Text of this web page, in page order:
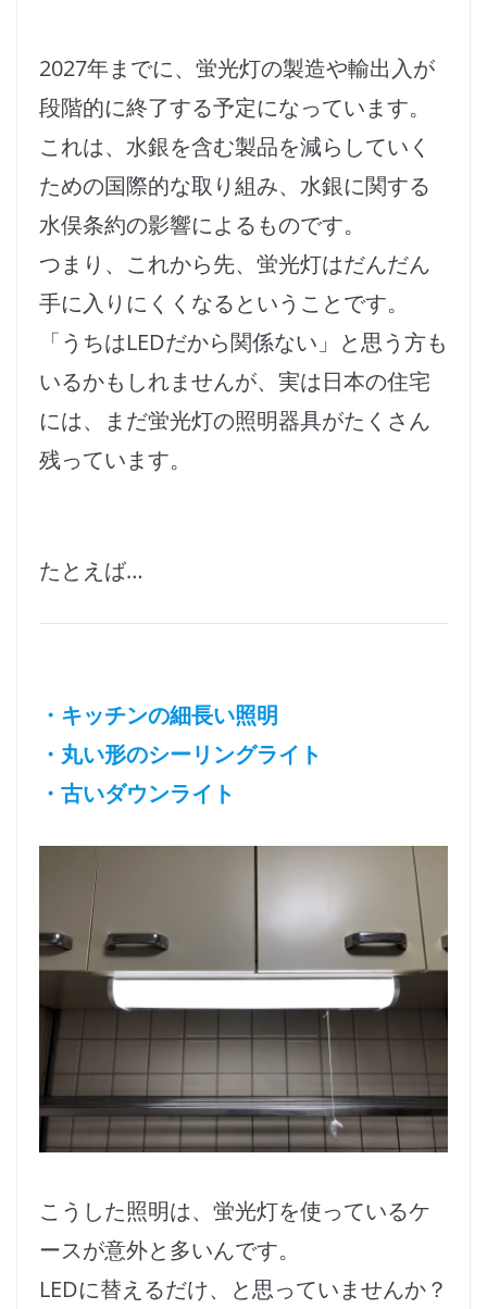
2027年までに、蛍光灯の製造や輸出入が
段階的に終了する予定になっています。
これは、水銀を含む製品を減らしていく
ための国際的な取り組み、水銀に関する
水俣条約の影響によるものです。
つまり、これから先、蛍光灯はだんだん
手に入りにくくなるということです。
「うちはLEDだから関係ない」と思う方も
いるかもしれませんが、実は日本の住宅
には、まだ蛍光灯の照明器具がたくさん
残っています。
たとえば…
・キッチンの細長い照明
・丸い形のシーリングライト
・古いダウンライト
こうした照明は、蛍光灯を使っているケ
ースが意外と多いんです。
LEDに替えるだけ、と思っていませんか？